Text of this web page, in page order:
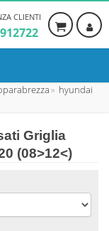
CLIENTI
hyundai
Griglia
(08>12<)